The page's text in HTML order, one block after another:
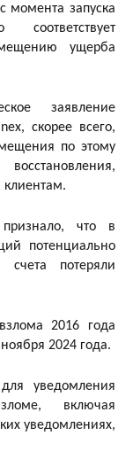
момента запуска
ущерба
заявление
скорее всего,
по этому
что в
потенциально
потеряли
2016 года
2024 года.
уведомления
включая
уведомлениях,